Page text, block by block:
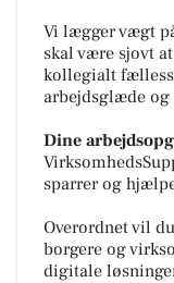
Vi lægger vægt
skal være sjovt
kollegialt
arbejdsglæde
Dine
sparrer og
Overordnet vil
borgere og
digitale